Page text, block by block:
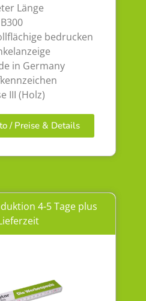
Länge
B300
bedrucken
in Germany
III (Holz)
/ Preise & Details
4-5 Tage plus